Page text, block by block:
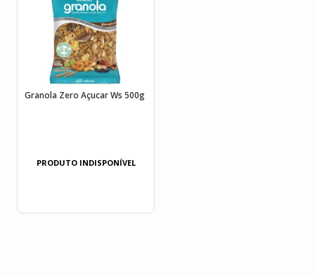
Granola Zero Açucar Ws 500g
PRODUTO INDISPONÍVEL